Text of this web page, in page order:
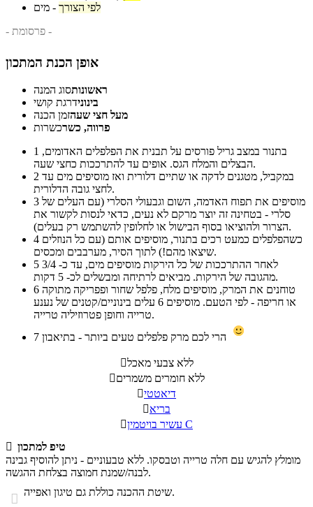
מים - לפי הצורך
- פרסומת -
אופן הכנת המתכון
ראשונותסוג המנה
בינונידרגת קושי
מעל חצי שעהזמן הכנה
פרווה, כשרכשרות
1
הבצלים והמלח הגס. אופים עד להתרככות כחצי שעה.
2
לחצי גובה הדלורית.
3
סלרי - בטחינה זה יוצר מרקם לא נעים, כדאי לנסות לקשור את
הצרור ולהוציאו בסוף הבישול או לחלופין להשתמש רק בעלים).
4
שיצאו מהם!) לתוך הסיר, מערבבים ומכסים.
5
מהגובה של הירקות. מביאים לרתיחה ומבשלים לכ- 5 דקות.
6
או חריפה - לפי הטעם. מוסיפים 6 עלים בינוניים/קטנים של נענע
טרייה וחופן פטרוזיליה טרייה.
7
ללא צבעי מאכל
ללא חומרים משמרים
דיאטטי
בריא

עשיר בויטמין C
 טיפ למתכון
מומלץ להגיש עם חלה טרייה וטבסקו. ללא טבעוניים - ניתן להוסיף גבינה
לבנה/שמנת חמוצה בצלחת ההגשה.
 שיטת ההכנה כוללת גם טיגון ואפייה.